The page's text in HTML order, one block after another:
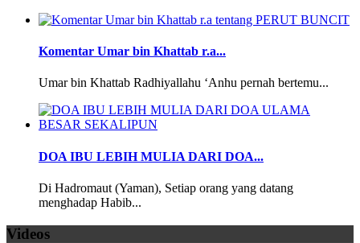
Komentar Umar bin Khattab r.a...
Umar bin Khattab Radhiyallahu ‘Anhu pernah bertemu...
DOA IBU LEBIH MULIA DARI DOA...
Di Hadromaut (Yaman), Setiap orang yang datang
menghadap Habib...
Videos